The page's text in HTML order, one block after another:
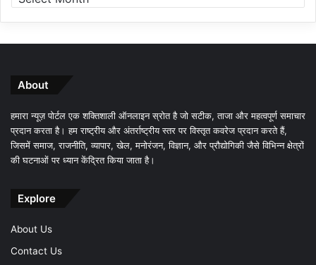
About
हमारा न्यूज़ पोर्टल एक शक्तिशाली ऑनलाइन स्रोत है जो सटीक, ताजा और महत्वपूर्ण समाचार
प्रदान करता है। हम राष्ट्रीय और अंतर्राष्ट्रीय स्तर पर विस्तृत कवरेज प्रदान करते हैं,
जिसमें समाज, राजनीति, व्यापार, खेल, मनोरंजन, विज्ञान, और प्रौद्योगिकी जैसे विभिन्न क्षेत्रों
की घटनाओं पर ध्यान केंद्रित किया जाता है।
Explore
About Us
Contact Us